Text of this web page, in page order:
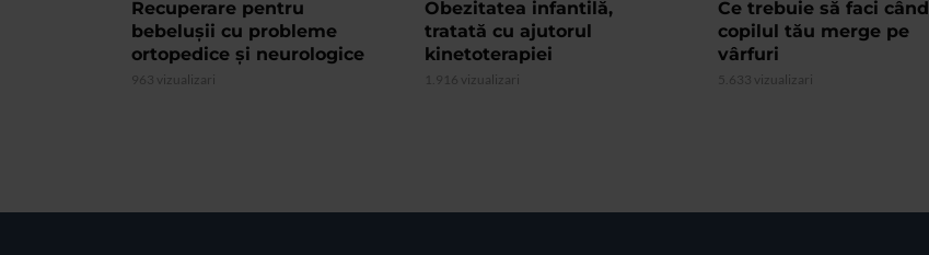
Recuperare pentru
bebelușii cu probleme
ortopedice și neurologice
963 vizualizari
Obezitatea infantilă,
tratată cu ajutorul
kinetoterapiei
1.916 vizualizari
Ce trebuie să faci când
copilul tău merge pe
vârfuri
5.633 vizualizari